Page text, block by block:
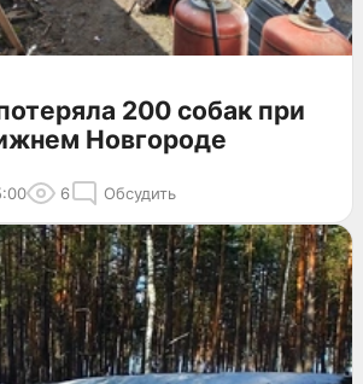
200 собак при
Новгороде
6 Обсудить